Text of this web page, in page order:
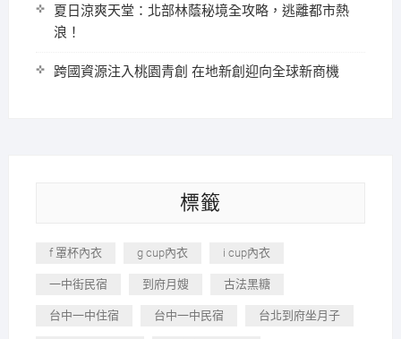
夏日涼爽天堂：北部林蔭秘境全攻略，逃離都市熱
浪！
跨國資源注入桃園青創 在地新創迎向全球新商機
標籤
f 罩杯內衣 g cup內衣 i cup內衣
一中街民宿 到府月嫂 古法黑糖
台中一中住宿 台中一中民宿 台北到府坐月子